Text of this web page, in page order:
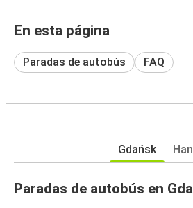
En esta página
Paradas de autobús FAQ
Gdańsk
Paradas de autobús en